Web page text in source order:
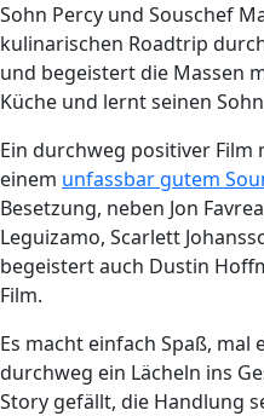
Sohn Percy und Souschef
kulinarischen Roadtrip
und begeistert die Massen
Küche und lernt seinen
Ein durchweg positiver Film
einem unfassbar gutem
Besetzung, neben Jon
Leguizamo, Scarlett
begeistert auch Dustin
Film.
Es macht einfach Spaß, mal
durchweg ein Lächeln ins
Story gefällt, die Handlung